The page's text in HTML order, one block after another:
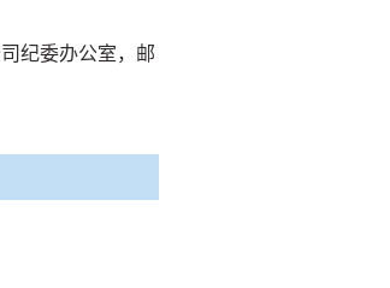
纪委办公室，邮